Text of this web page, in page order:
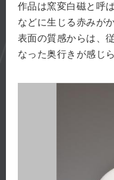
作品は窯変白磁と呼
などに生じる赤みが
表面の質感からは、
なった奥行きが感じ